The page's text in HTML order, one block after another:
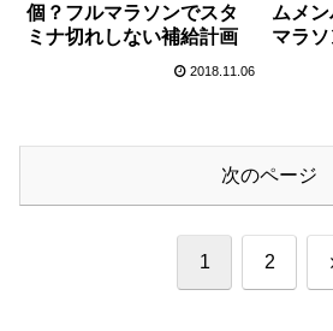
個？フルマラソンでスタ
ミナ切れしない補給計画
2018.11.06
ムメ
マラ
次のページ
1 2